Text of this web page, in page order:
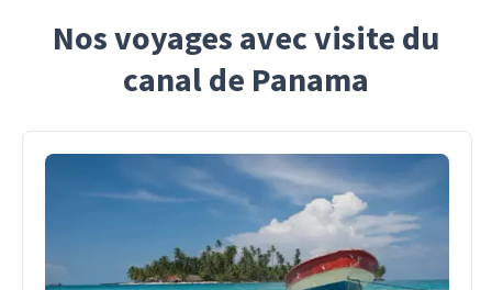
Nos voyages avec visite du
canal de Panama